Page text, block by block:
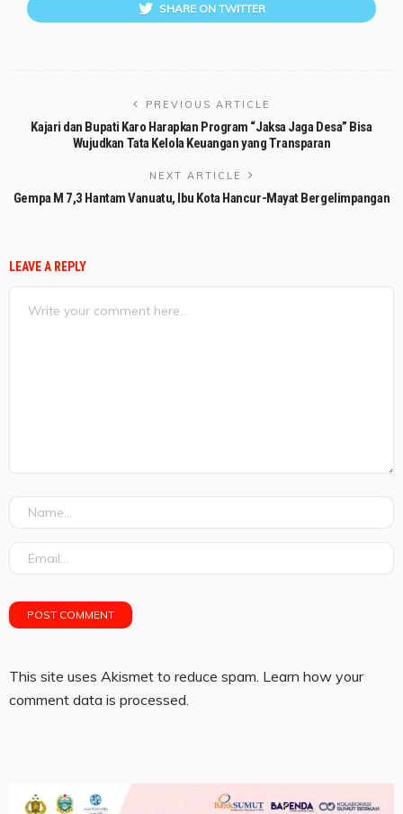
SHARE ON TWITTER
PREVIOUS ARTICLE
Kajari dan Bupati Karo Harapkan Program “Jaksa Jaga Desa” Bisa
Wujudkan Tata Kelola Keuangan yang Transparan
NEXT ARTICLE
Gempa M 7,3 Hantam Vanuatu, Ibu Kota Hancur-Mayat Bergelimpangan
LEAVE A REPLY
This site uses Akismet to reduce spam. Learn how your
comment data is processed.